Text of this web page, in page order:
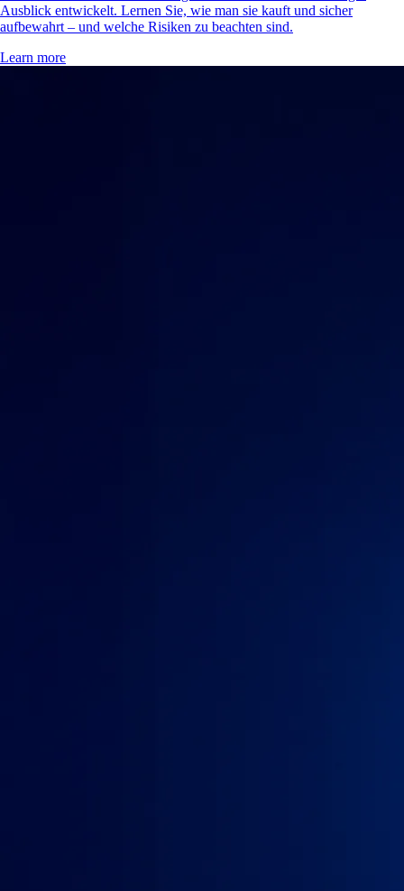
Ausblick entwickelt. Lernen Sie, wie man sie kauft und sicher
aufbewahrt – und welche Risiken zu beachten sind.
Learn more